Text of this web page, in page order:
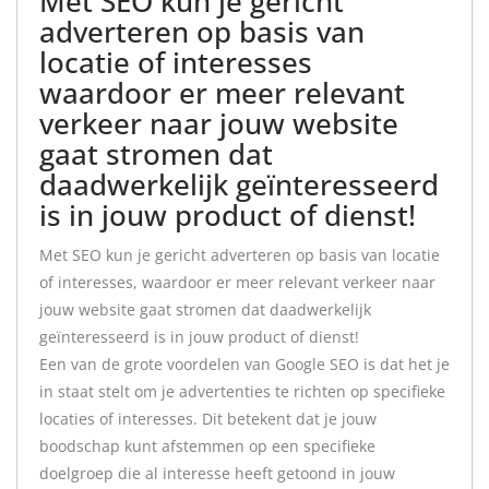
adverteren op basis van
locatie of interesses
waardoor er meer relevant
verkeer naar jouw website
gaat stromen dat
daadwerkelijk geïnteresseerd
is in jouw product of dienst!
Met SEO kun je gericht adverteren op basis van locatie
of interesses, waardoor er meer relevant verkeer naar
jouw website gaat stromen dat daadwerkelijk
geïnteresseerd is in jouw product of dienst!
Een van de grote voordelen van Google SEO is dat het je
in staat stelt om je advertenties te richten op specifieke
locaties of interesses. Dit betekent dat je jouw
boodschap kunt afstemmen op een specifieke
doelgroep die al interesse heeft getoond in jouw